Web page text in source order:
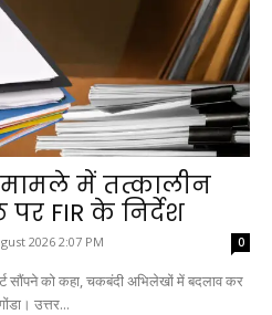
मामले में तत्कालीन
FIR के निर्देश
2026 2:07 PM 0
सौंपने को कहा, चकबंदी अभिलेखों में बदलाव कर
उत्तर...